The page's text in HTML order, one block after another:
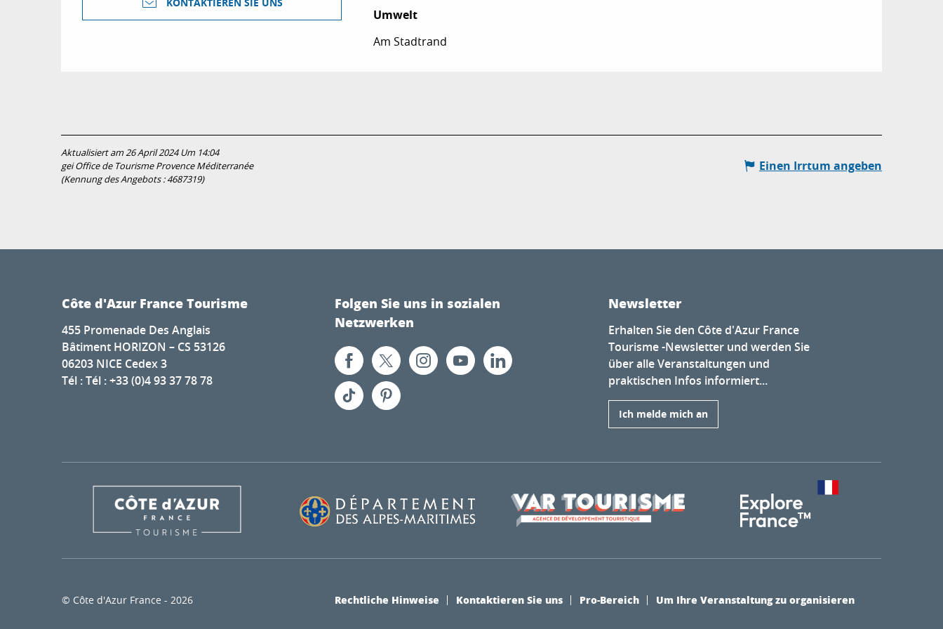
Umwelt
Umwelt
Am Stadtrand
Aktualisiert am 26 April 2024 Um 14:04
gei Office de Tourisme Provence Méditerranée
(Kennung des Angebots :4687319)
Einen Irrtum angeben
Côte d'Azur France Tourisme
455 Promenade Des Anglais
Bâtiment HORIZON – CS 53126
06203 NICE Cedex 3
Tél : Tél : +33 (0)4 93 37 78 78
Folgen Sie uns in sozialen
Netzwerken
Newsletter
Erhalten Sie den Côte d'Azur France
Tourisme -Newsletter und werden Sie
über alle Veranstaltungen und
praktischen Infos informiert...
Ich melde mich an
© Côte d'Azur France - 2026 Rechtliche Hinweise Kontaktieren Sie uns Pro-Bereich Um Ihre Veranstaltung zu organisieren